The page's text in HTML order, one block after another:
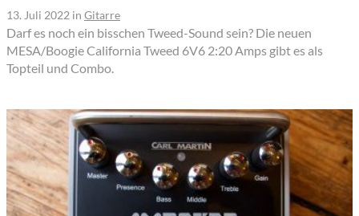
13. Juli 2022 in Gitarre
Darf es noch ein bisschen Tweed-Sound sein? Die neuen
MESA/Boogie California Tweed 6V6 2:20 Amps gibt es als
Topteil und Combo.